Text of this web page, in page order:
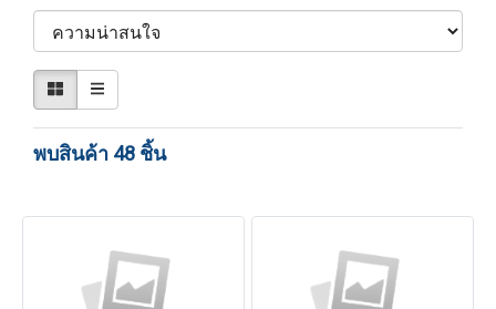
พบสินค้า 48 ชิ้น